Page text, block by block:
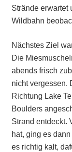
Strände erwartet
Wildbahn
Nächstes Ziel
Die
abends frisch
nicht vergessen.
Richtung Lake
Boulders
Strand entdeckt.
hat, ging es
es richtig kalt,